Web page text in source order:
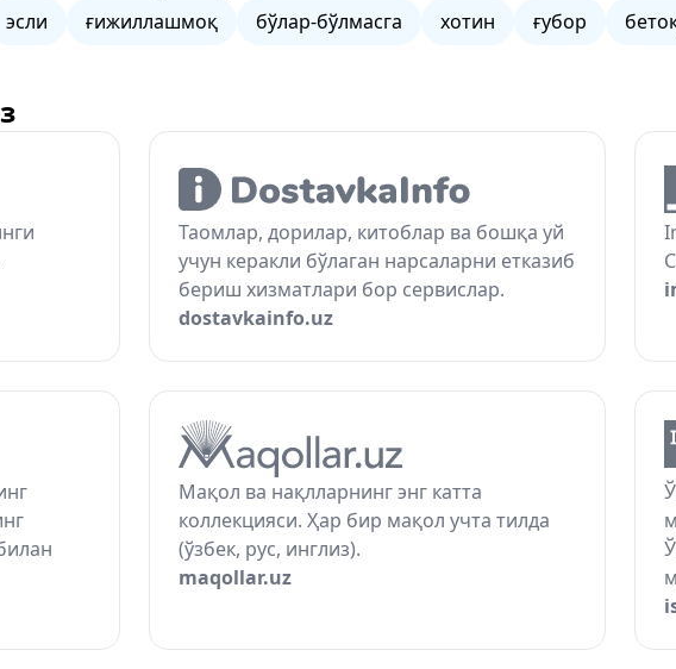
эсли ғижиллашмоқ бўлар-бўлмасга хотин ғубор
Таомлар, дорилар, китоблар ва бошқа уй
учун керакли бўлаган нарсаларни етказиб
бериш хизматлари бор сервислар.
dostavkainfo.uz
Мақол ва нақлларнинг энг катта
коллекцияси. Ҳар бир мақол учта тилда
(ўзбек, рус, инглиз).
maqollar.uz